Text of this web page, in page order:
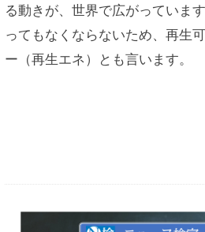
る動きが、世界で広がっていま
ってもなくならないため、再生
ー（再生エネ）とも言います。